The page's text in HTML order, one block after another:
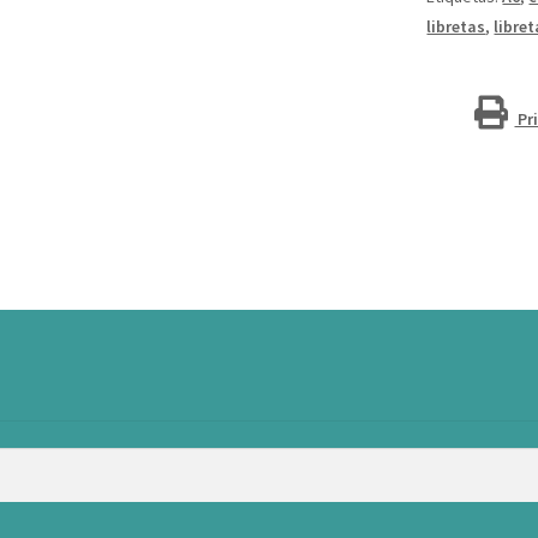
libretas,